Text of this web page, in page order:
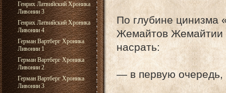
Генрих Латвийский Хроника
Ливонии 3
Генрих Латвийский Хроника
Ливонии 4
Герман Вартберг Хроника
Ливонии 1
Герман Вартберг Хроника
Ливонии 2
Герман Вартберг Хроника
Ливонии 3
По глубине цинизма
Жемайтов Жемайтии
насрать:
— в первую